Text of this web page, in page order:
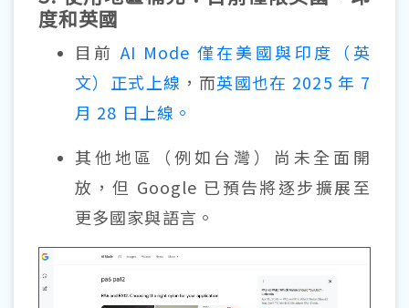
度和英國
目前 AI Mode 僅在美國與印度（英
文）正式上線 ，而英國也在 2025 年 7
月 28 日上線。
其他地區（例如台灣）尚未全面開
放，但 Google 已預告將逐步擴展至
更多國家與語言。